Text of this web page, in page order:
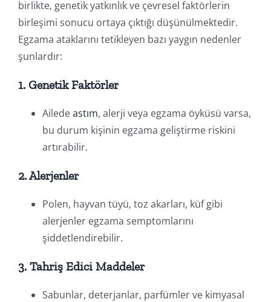
birlikte, genetik yatkınlık ve çevresel faktörlerin
birleşimi sonucu ortaya çıktığı düşünülmektedir.
Egzama ataklarını tetikleyen bazı yaygın nedenler
şunlardır:
1. Genetik Faktörler
Ailedeastım, alerji veya egzama öyküsü varsa,
bu durum kişinin egzama geliştirme riskini
artırabilir.
2. Alerjenler
Polen, hayvan tüyü, toz akarları, küf gibi
alerjenler egzama semptomlarını
şiddetlendirebilir.
3. Tahriş Edici Maddeler
Sabunlar, deterjanlar, parfümler ve kimyasal